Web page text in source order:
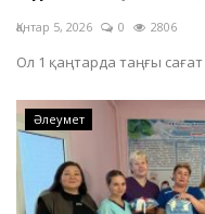
Қантар 5, 2026 0 2806
Ол 1 қаңтарда таңғы сағат
Әлеумет